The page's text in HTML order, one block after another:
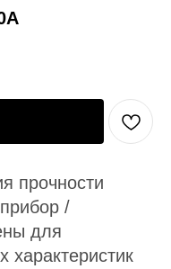
прочности
/
для
характеристик